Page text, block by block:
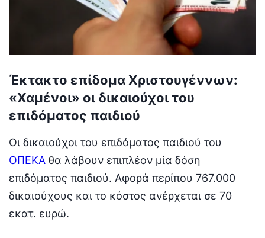
Έκτακτο επίδομα Χριστουγέννων:
«Χαμένοι» οι δικαιούχοι του
επιδόματος παιδιού
Οι δικαιούχοι του επιδόματος παιδιού του
ΟΠΕΚΑ θα λάβουν επιπλέον μία δόση
επιδόματος παιδιού. Αφορά περίπου 767.000
δικαιούχους και το κόστος ανέρχεται σε 70
εκατ. ευρώ.